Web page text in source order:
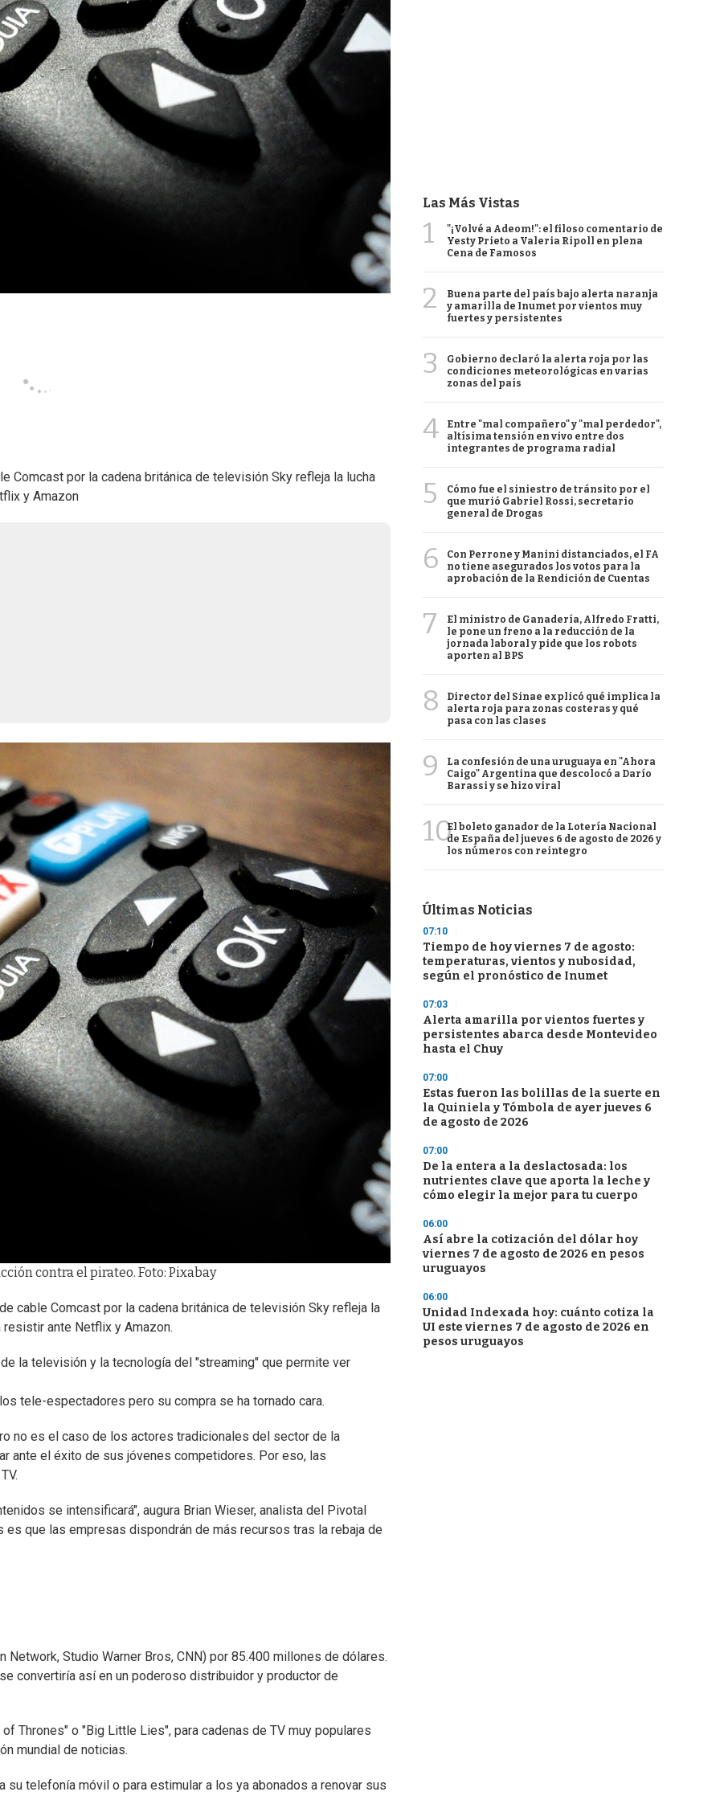
Comcast por la cadena británica de televisión Sky refleja la lucha
y Amazon
contra el pirateo. Foto: Pixabay
cable Comcast por la cadena británica de televisión Sky refleja la
ante Netflix y Amazon.
la televisión y la tecnología del "streaming" que permite ver
tele-espectadores pero su compra se ha tornado cara.
no es el caso de los actores tradicionales del sector de la
ante el éxito de sus jóvenes competidores. Por eso, las
se intensificará", augura Brian Wieser, analista del Pivotal
que las empresas dispondrán de más recursos tras la rebaja de
Network, Studio Warner Bros, CNN) por 85.400 millones de dólares.
convertiría así en un poderoso distribuidor y productor de
Thrones" o "Big Little Lies", para cadenas de TV muy populares
mundial de noticias.
su telefonía móvil o para estimular a los ya abonados a renovar sus
Las Más Vistas
1
"¡Volvé a Adeom!": el filoso comentario de
Yesty Prieto a Valeria Ripoll en plena
Cena de Famosos
2
Buena parte del país bajo alerta naranja
y amarilla de Inumet por vientos muy
fuertes y persistentes
3
Gobierno declaró la alerta roja por las
condiciones meteorológicas en varias
zonas del país
4
Entre "mal compañero" y "mal perdedor",
altísima tensión en vivo entre dos
integrantes de programa radial
5
Cómo fue el siniestro de tránsito por el
que murió Gabriel Rossi, secretario
general de Drogas
6
Con Perrone y Manini distanciados, el FA
no tiene asegurados los votos para la
aprobación de la Rendición de Cuentas
7
El ministro de Ganadería, Alfredo Fratti,
le pone un freno a la reducción de la
jornada laboral y pide que los robots
aporten al BPS
8
Director del Sinae explicó qué implica la
alerta roja para zonas costeras y qué
pasa con las clases
9
La confesión de una uruguaya en "Ahora
Caigo" Argentina que descolocó a Darío
Barassi y se hizo viral
10El boleto ganador de la Lotería Nacional
de España del jueves 6 de agosto de 2026 y
los números con reintegro
Últimas Noticias
07:10
Tiempo de hoy viernes 7 de agosto:
temperaturas, vientos y nubosidad,
según el pronóstico de Inumet
07:03
Alerta amarilla por vientos fuertes y
persistentes abarca desde Montevideo
hasta el Chuy
07:00
Estas fueron las bolillas de la suerte en
la Quiniela y Tómbola de ayer jueves 6
de agosto de 2026
07:00
De la entera a la deslactosada: los
nutrientes clave que aporta la leche y
cómo elegir la mejor para tu cuerpo
06:00
Así abre la cotización del dólar hoy
viernes 7 de agosto de 2026 en pesos
uruguayos
06:00
Unidad Indexada hoy: cuánto cotiza la
UI este viernes 7 de agosto de 2026 en
pesos uruguayos